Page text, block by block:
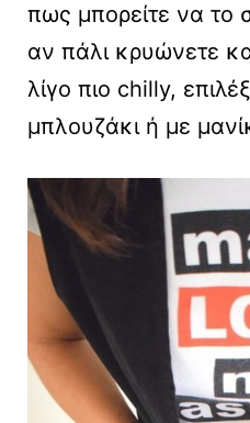
πως μπορείτε να το
αν πάλι κρυώνετε
λίγο πιο chilly,
μπλουζάκι ή με